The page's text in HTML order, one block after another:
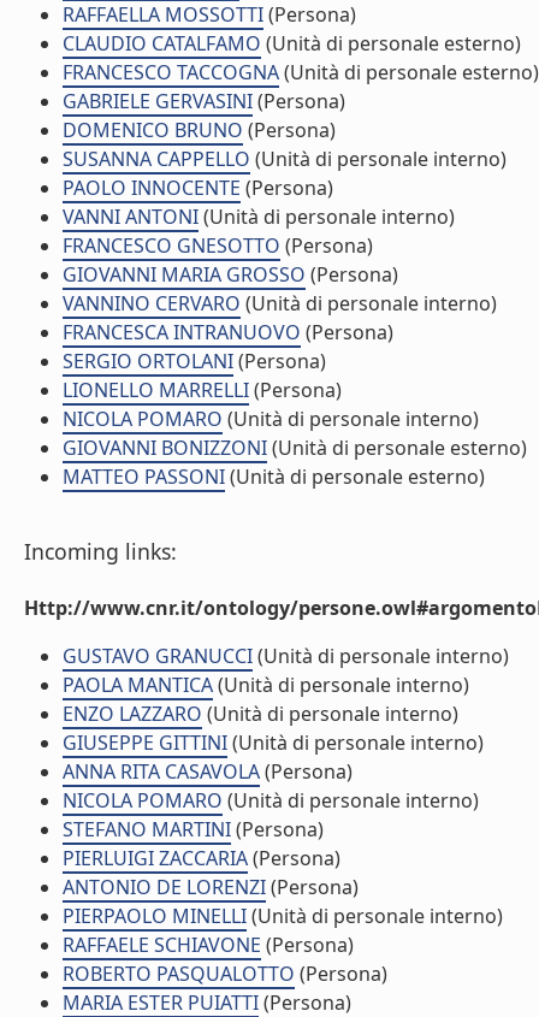
RAFFAELLA MOSSOTTI(Persona)
CLAUDIO CATALFAMO (Unità di personale esterno)
FRANCESCO TACCOGNA(Unità di personale esterno)
GABRIELE GERVASINI(Persona)
DOMENICO BRUNO (Persona)
SUSANNA CAPPELLO (Unità di personale interno)
PAOLO INNOCENTE (Persona)
VANNI ANTONI(Unità di personale interno)
FRANCESCO GNESOTTO (Persona)
GIOVANNI MARIA GROSSO (Persona)
VANNINO CERVARO (Unità di personale interno)
FRANCESCA INTRANUOVO (Persona)
SERGIO ORTOLANI(Persona)
LIONELLO MARRELLI(Persona)
NICOLA POMARO (Unità di personale interno)
GIOVANNI BONIZZONI(Unità di personale esterno)
MATTEO PASSONI(Unità di personale esterno)
Incoming links:
Http://www.cnr.it/ontology/
GUSTAVO GRANUCCI(Unità di personale interno)
PAOLA MANTICA(Unità di personale interno)
ENZO LAZZARO (Unità di personale interno)
GIUSEPPE GITTINI(Unità di personale interno)
ANNA RITA CASAVOLA(Persona)
NICOLA POMARO (Unità di personale interno)
STEFANO MARTINI(Persona)
PIERLUIGI ZACCARIA(Persona)
ANTONIO DE LORENZI(Persona)
PIERPAOLO MINELLI(Unità di personale interno)
RAFFAELE SCHIAVONE (Persona)
ROBERTO PASQUALOTTO (Persona)
MARIA ESTER PUIATTI(Persona)